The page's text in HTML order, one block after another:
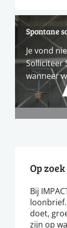
Spontane
Je vond
Solliciteer
wanneer
Op
Bij
doet,
zijn op